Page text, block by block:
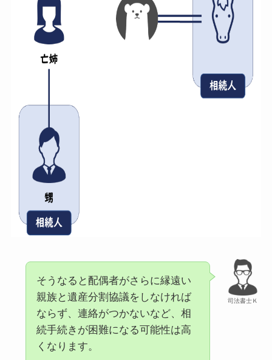
司法書士Ｋ
そうなると配偶者がさらに縁遠い
親族と遺産分割協議をしなければ
ならず、連絡がつかないなど、相
続手続きが困難になる可能性は高
くなります。